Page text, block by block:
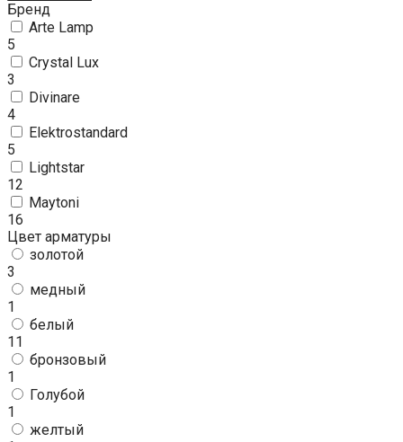
Бренд
Arte Lamp
5
Crystal Lux
3
Divinare
4
Elektrostandard
5
Lightstar
12
Maytoni
16
Цвет арматуры
золотой
3
медный
1
белый
11
бронзовый
1
Голубой
1
желтый